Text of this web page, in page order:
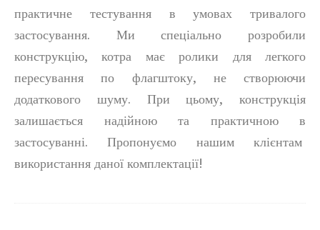
практичне тестування в умовах тривалого
застосування. Ми спеціально розробили
конструкцію, котра має ролики для легкого
пересування по флагштоку, не створюючи
додаткового шуму. При цьому, конструкція
залишається надійною та практичною в
застосуванні. Пропонуємо нашим клієнтам
використання даної комплектації!